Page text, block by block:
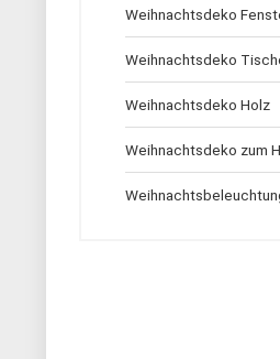
Weihnachtsdeko
Weihnachtsdeko
Weihnachtsdeko Holz
Weihnachtsdeko zum